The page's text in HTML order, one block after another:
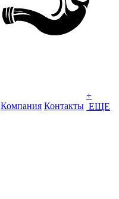
Компания Контакты
+
ЕЩЕ